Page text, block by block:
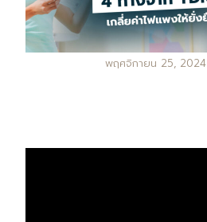
พฤศจิกายน 25, 2024